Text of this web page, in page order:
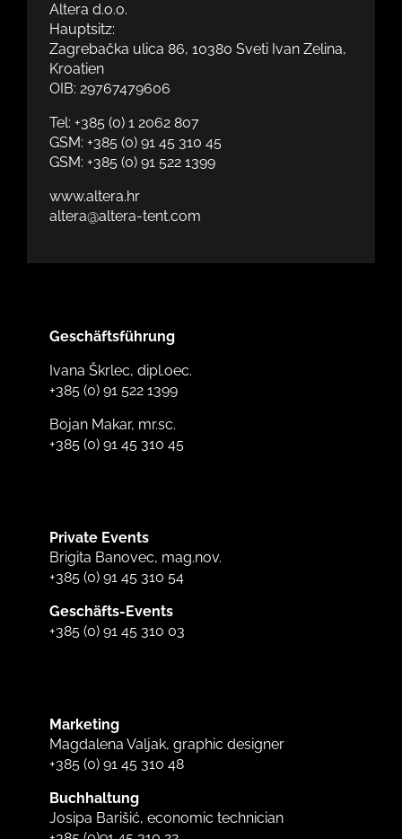
Altera d.o.o.
Hauptsitz:
Zagrebačka ulica 86, 10380 Sveti Ivan Zelina,
Kroatien
OIB: 29767479606
Tel: +385 (0) 1 2062 807
GSM: +385 (0) 91 45 310 45
GSM: +385 (0) 91 522 1399
www.altera.hr
altera@altera-tent.com
Geschäftsführung
Ivana Škrlec, dipl.oec.
+385 (0) 91 522 1399
Bojan Makar, mr.sc.
+385 (0) 91 45 310 45
Private Events
Brigita Banovec, mag.nov.
+385 (0) 91 45 310 54
Geschäfts-Events
+385 (0) 91 45 310 03
Marketing
Magdalena Valjak, graphic designer
+385 (0) 91 45 310 48
Buchhaltung
Josipa Barišić, economic technician